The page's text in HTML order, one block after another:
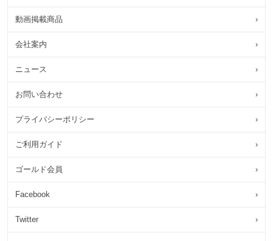
動画掲載商品 ›
会社案内 ›
ニュース ›
お問い合わせ ›
プライバシーポリシー ›
ご利用ガイド ›
ゴールド会員 ›
Facebook ›
Twitter ›